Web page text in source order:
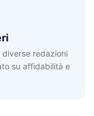
redazioni
su affidabilità e